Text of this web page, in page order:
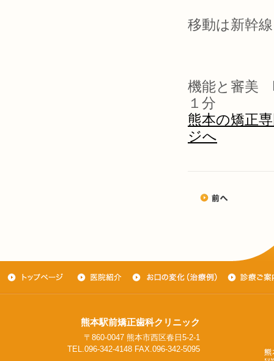
移動は新幹
機能と審美
１分
熊本の矯正
ジへ
熊本駅前矯正歯科クリニック
〒860-0047 熊本市西区春日5-2-1
TEL.096-342-4148 FAX.096-342-5095